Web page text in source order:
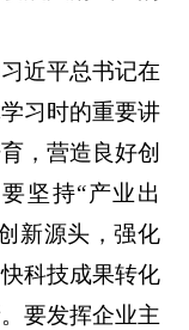
近平总书记在
习时的重要讲
，营造良好创
坚持“产业出
新源头，强化
科技成果转化
要发挥企业主